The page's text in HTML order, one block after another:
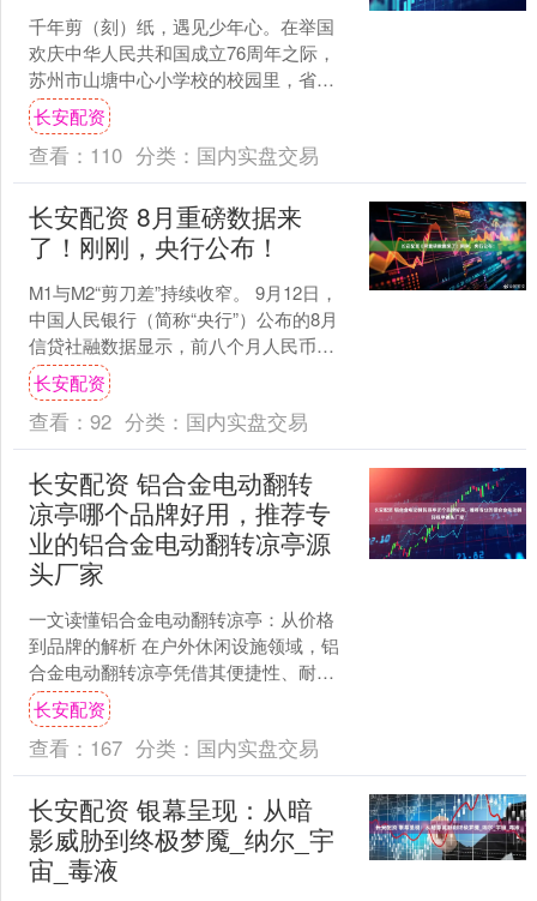
千年剪（刻）纸，遇见少年心。在举国
欢庆中华人民共和国成立76周年之际，
苏州市山塘中心小学校的校园里，省级
非遗苏州剪（刻）纸区级代表性传承人
倪婉文正带着非遗社团的....
长安配资
查看： 110 分类： 国内实盘交易
长安配资 8月重磅数据来
了！刚刚，央行公布！
M1与M2“剪刀差”持续收窄。 9月12日，
中国人民银行（简称“央行”）公布的8月
信贷社融数据显示，前八个月人民币贷
款增加13.46万亿元，社会融资规模增量
26....
长安配资
查看： 92 分类： 国内实盘交易
长安配资 铝合金电动翻转
凉亭哪个品牌好用，推荐专
业的铝合金电动翻转凉亭源
头厂家
一文读懂铝合金电动翻转凉亭：从价格
到品牌的解析 在户外休闲设施领域，铝
合金电动翻转凉亭凭借其便捷性、耐用
性等诸多优势，正逐渐成为消费者的热
门选择。本文将围绕铝合....
长安配资
查看： 167 分类： 国内实盘交易
长安配资 银幕呈现：从暗
影威胁到终极梦魇_纳尔_宇
宙_毒液